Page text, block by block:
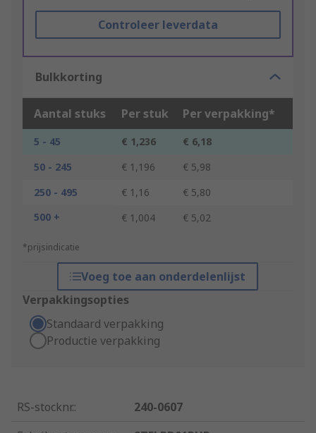
Controleer leverdata
Bulkkorting
Aantal stuks Per stuk Per verpakking*
5 - 45 € 1,236
€ 6,18
50 - 245
€ 1,196
€ 5,98
250 - 495
€ 1,16
€ 5,80
500 +
€ 1,004 € 5,02
*prijsindicatie
Voeg toe aan onderdelenlijst
Verpakkingsopties
Standaard verpakking
Productie verpakking
RS-stocknr.:
240-0607